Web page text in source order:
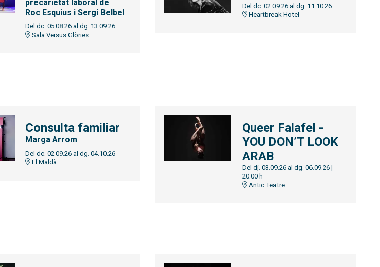
precarietat laboral de
Roc Esquius i Sergi Belbel
Del dc. 05.08.26 al dg. 13.09.26
Sala Versus Glòries
Del dc. 02.09.26al dg. 11.10.26
Heartbreak Hotel
Consulta familiar
Marga Arrom
Del dc. 02.09.26 al dg. 04.10.26
El Maldà
Queer Falafel -
YOU DON’T LOOK
ARAB
Del dj. 03.09.26al dg. 06.09.26|
20:00 h
Antic Teatre